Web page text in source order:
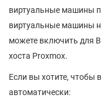
виртуальные машины
виртуальные машины
можете включить для
хоста Proxmox.
Если вы хотите, чтобы
автоматически: